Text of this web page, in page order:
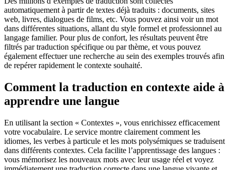
automatiquement à partir de textes déjà traduits : documents, sites
web, livres, dialogues de films, etc. Vous pouvez ainsi voir un mot
dans différentes situations, allant du style formel et professionnel au
langage familier. Pour plus de confort, les résultats peuvent être
filtrés par traduction spécifique ou par thème, et vous pouvez
également effectuer une recherche au sein des exemples trouvés afin
de repérer rapidement le contexte souhaité.
Comment la traduction en contexte aide à
apprendre une langue
En utilisant la section « Contextes », vous enrichissez efficacement
votre vocabulaire. Le service montre clairement comment les
idiomes, les verbes à particule et les mots polysémiques se traduisent
dans différents contextes. Cela facilite l’apprentissage des langues :
vous mémorisez les nouveaux mots avec leur usage réel et voyez